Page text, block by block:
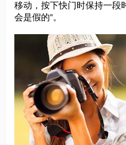
移动，按下快门时保持一段
会是假的”。